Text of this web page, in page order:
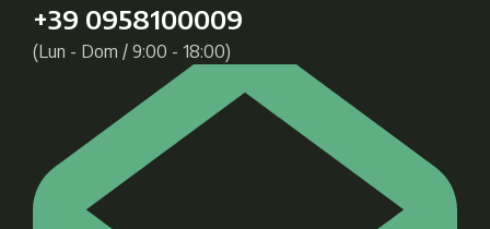
+39 0958100009
(Lun - Dom / 9:00 - 18:00)